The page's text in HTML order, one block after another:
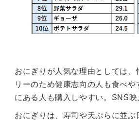
おにぎりが人気な理由としては
リーのため健康志向の人も食べ
にある人も購入しやすい。SNS
おにぎりは、寿司や天ぷらに並